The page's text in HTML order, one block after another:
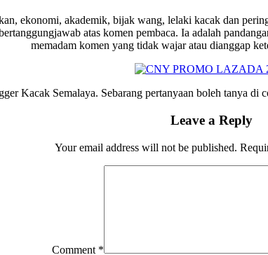
ekonomi, akademik, bijak wang, lelaki kacak dan
atas komen pembaca. Ia adalah
memadam komen yang tidak wajar atau dianggap
Kacak Semalaya. Sebarang pertanyaan boleh tanya di
Leave a Reply
Your email address will not be published.
Comment *